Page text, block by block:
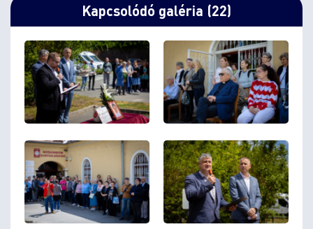
Kapcsolódó galéria (22)